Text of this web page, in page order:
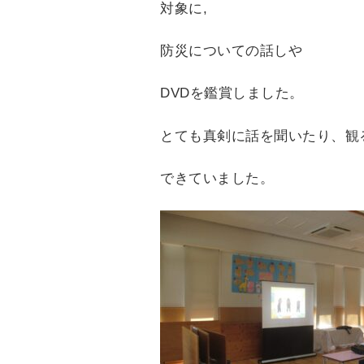
対象に,
防災についての話しや
DVDを鑑賞しました。
とても真剣に話を聞いたり、観
できていました。